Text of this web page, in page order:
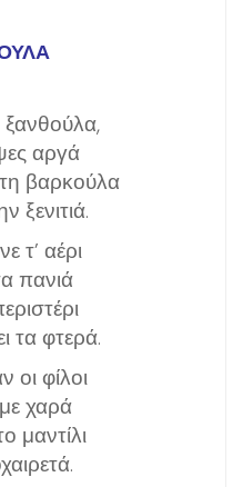
ξανθούλα,
αργά
βαρκούλα
ξενιτιά.
τ’ αέρι
πανιά
τα φτερά.
οι φίλοι
χαρά
μαντίλι